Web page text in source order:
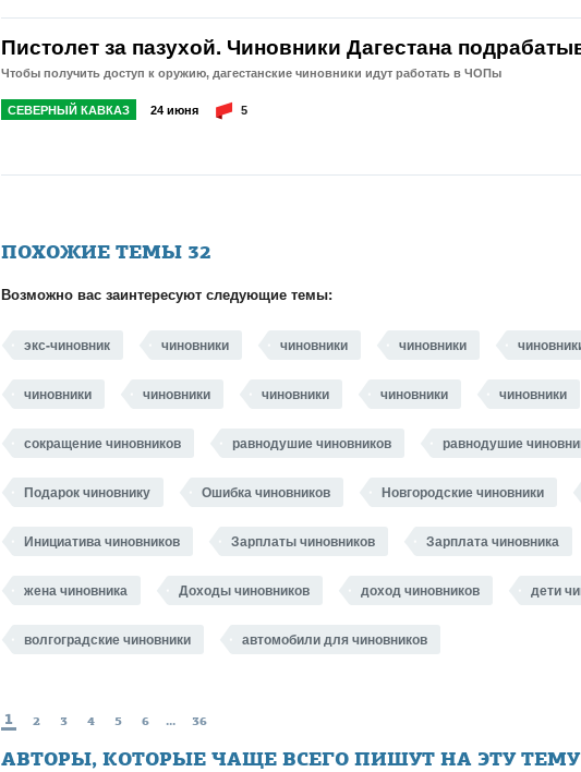
Пистолет за пазухой. Чиновники Дагестана
Чтобы получить доступ к оружию, дагестанские чиновники идут работать в ЧОПы
СЕВЕРНЫЙ КАВКАЗ 24 июня 5
ПОХОЖИЕ ТЕМЫ 32
Возможно вас заинтересуют следующие темы:
экс-чиновник чиновники чиновники чиновники
чиновники чиновники чиновники чиновники чиновники
сокращение чиновников равнодушие чиновников равнодушие
Подарок чиновнику Ошибка чиновников Новгородские чиновники
Инициатива чиновников Зарплаты чиновников Зарплата чиновника
жена чиновника Доходы чиновников доход чиновников дети
волгоградские чиновники автомобили для чиновников
1 2 3 4 5 6 ... 36
АВТОРЫ, КОТОРЫЕ ЧАЩЕ ВСЕГО ПИШУТ НА ЭТУ ТЕМУ